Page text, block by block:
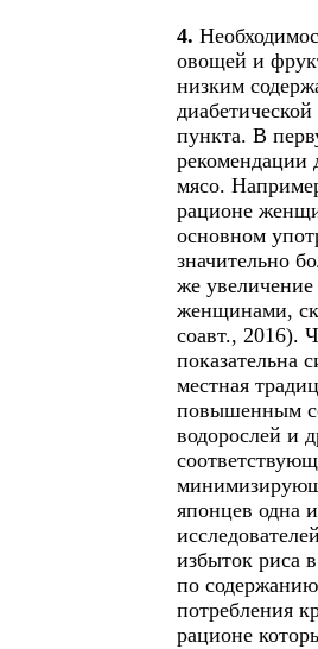
4.
овощей и
низким
пункта. В
рекомендации
мясо.
рационе
основном
значительно
же
женщинами,
соавт., 2016).
показательна
местная
повышенным
водорослей и
японцев одна
избыток риса
по
потребления
рационе